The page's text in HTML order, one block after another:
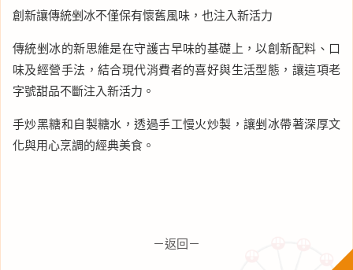
創新讓傳統剉冰不僅保有懷舊風味，也注入新活力
傳統剉冰的新思維是在守護古早味的基礎上，以創新配料、口
味及經營手法，結合現代消費者的喜好與生活型態，讓這項老
字號甜品不斷注入新活力。
手炒黑糖和自製糖水，透過手工慢火炒製，讓剉冰帶著深厚文
化與用心烹調的經典美食。
－返回－